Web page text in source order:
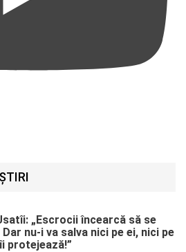
„Escrocii încearcă să se
nu-i va salva nici pe ei, nici pe
protejează!”